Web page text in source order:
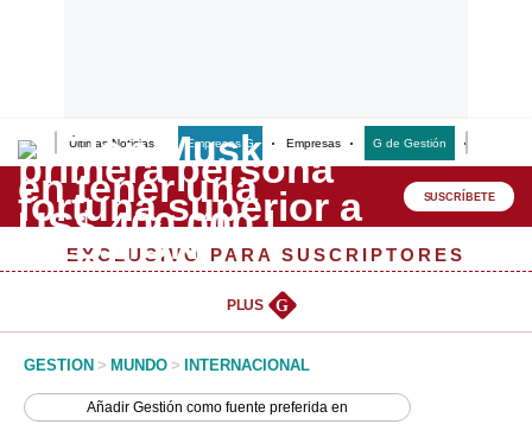
Últimas Noticias Empresas G Empresas G de Gestión
Lo último
Peru Quiosco
Management & Empleo
SUSCRÍBETE
EXCLUSIVO PARA SUSCRIPTORES
PLUS G
GESTION > MUNDO > INTERNACIONAL
AñadirGestión como fuente preferida en